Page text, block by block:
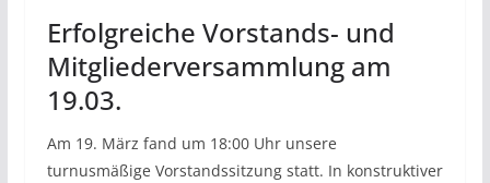
Erfolgreiche Vorstands- und
Mitgliederversammlung am
19.03.
Am 19. März fand um 18:00 Uhr unsere
turnusmäßige Vorstandssitzung statt. In konstruktiver